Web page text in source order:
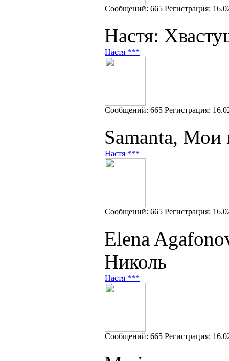
Cообщений: 665 Регистрация:
Настя:
Настя ***
Cообщений: 665 Регистрация:
Samanta,
Настя ***
Cообщений: 665 Регистрация:
Elena
Николь
Настя ***
Cообщений: 665 Регистрация: